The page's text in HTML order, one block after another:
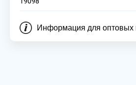
Информация для оптовых